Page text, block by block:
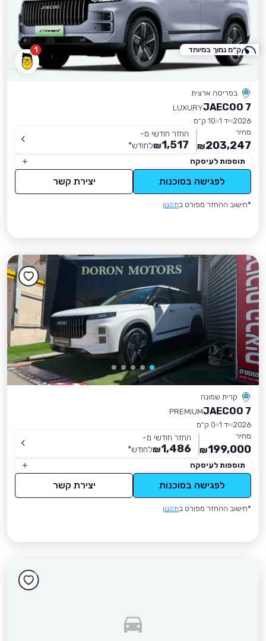
1
בפריסה ארצית
JAECOO 7
LUXURY
2026 יד 1
10 ק״מ
מחיר
203,247
₪
החזר חודשי מ-
1,517
₪לחודש*
תוספות לעיסקה
לפגישה בסוכנות יצירת קשר
*חישוב ההחזר מפורט בתקנון
ק״מ נמוך במיוחד
קרית שמונה
JAECOO 7
PREMIUM
2026 יד 1
0 ק״מ
מחיר
199,000
₪
החזר חודשי מ-
1,486
₪לחודש*
תוספות לעיסקה
לפגישה בסוכנות יצירת קשר
*חישוב ההחזר מפורט בתקנון